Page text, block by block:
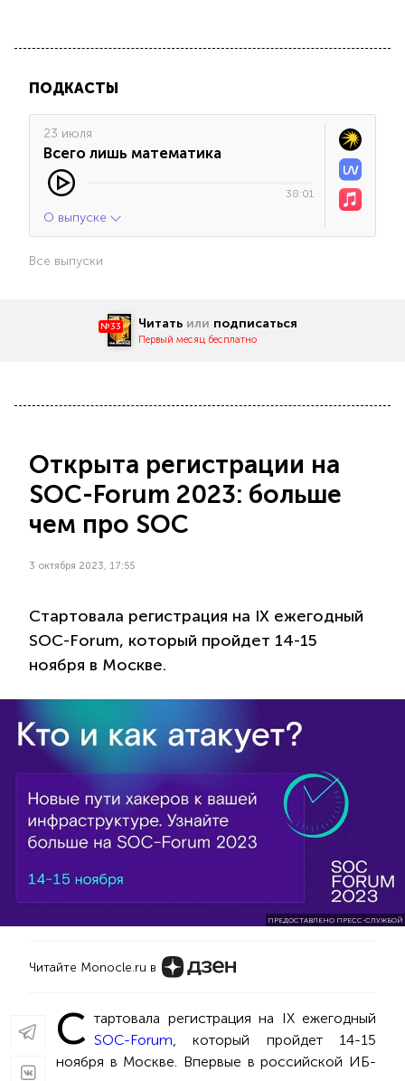
ПОДКАСТЫ
23 июля
Всего лишь математика
38:01
О выпуске
Все выпуски
№33 Читать или подписаться
Первый месяц бесплатно
Открыта регистрации на
SOC-Forum 2023: больше
чем про SOC
3 октября 2023, 17:55
Стартовала регистрация на IX ежегодный
SOC-Forum, который пройдет 14-15
ноября в Москве.
ПРЕДОСТАВЛЕНО ПРЕСС-СЛУЖБОЙ
Читайте Monocle.ru в
С тартовала регистрация на IX ежегодный
SOC-Forum, который пройдет 14-15
ноября в Москве. Впервые в российской ИБ-